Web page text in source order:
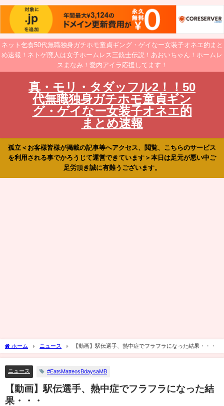
ネット乞食50代無職独身ガチホモ童貞ギング・ゲイなー女装子オネエ的まと
め速報！ネトゲ廃人は女子ホームレス三銃士伝説！あおいちゃん！ホームレ
スまなみ！愛内アイラ応援してます！
真・モリ・タダッフル2！！50
代無職独身ガチホモ童貞ギン
グ・ゲイなー女装子オネエ的
まとめ速報
孤立＜お客様皆様が掲載の記事等へアクセス、閲覧、こちらのサービス
を利用される事でかろうじて運営できています＞本日は足元が悪い中ご
足労頂き誠に有難うございます。
ホーム ニュース 【動画】駅伝選手、熱中症でフラフラになった結果・・・
ニュース #EatsMatteosBdaysaMB
【動画】駅伝選手、熱中症でフラフラになった結
果・・・